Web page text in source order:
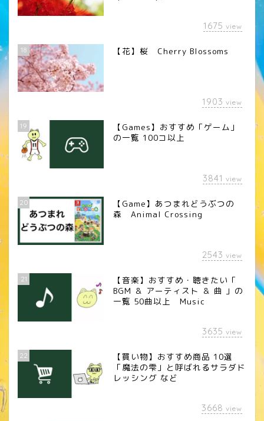
1675 view
18 【花】桜 Cherry Blossoms
1903 view
19
【Games】おすすめ「ゲーム」
の一覧 100コ以上
3841 view
20
【Game】あつまれどうぶつの
森 Animal Crossing
2543 view
21
【音楽】おすすめ・聴きたい「
BGM ＆ アーティスト ＆ 曲 」の
一覧 50曲以上 Music
3635 view
22
【買い物】おすすめ商品 10選
「魔法の雫」と呼ばれるサラダド
レッシング など
3668 view